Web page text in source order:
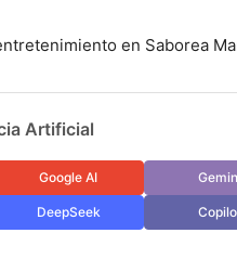
en Saborea
Artificial
Google AI
DeepSeek